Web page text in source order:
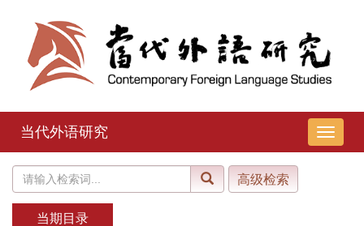
导
航
当代外语研究
当期目录